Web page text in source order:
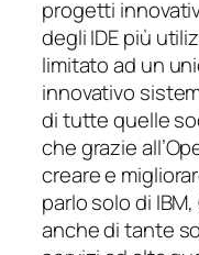
progetti
degli IDE più
limitato ad un
innovativo
di tutte quelle
che grazie
creare e
parlo solo di
anche di tante